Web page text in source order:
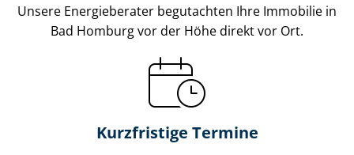
Unsere Energieberater begutachten Ihre Immobilie in
Bad Homburg vor der Höhe direkt vor Ort.
Kurzfristige Termine